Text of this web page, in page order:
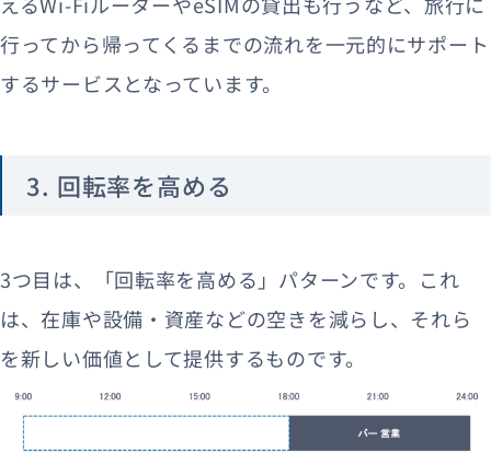
行ってから帰ってくるまでの流れを一元的にサポート
するサービスとなっています。
3. 回転率を高める
3つ目は、「回転率を高める」パターンです。これ
は、在庫や設備・資産などの空きを減らし、それら
を新しい価値として提供するものです。